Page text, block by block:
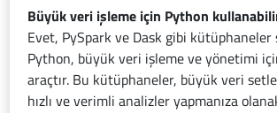
Büyük veri işleme için Python
Evet, PySpark ve Dask gibi kütüphaneler
Python, büyük veri işleme ve yönetimi
araçtır. Bu kütüphaneler, büyük veri
hızlı ve verimli analizler yapmanıza